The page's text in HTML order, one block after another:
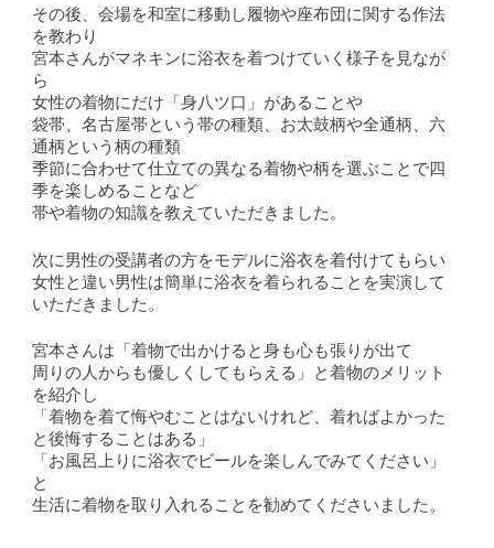
その後、会場を和室に移動し履物や座布団に関する作法
を教わり
宮本さんがマネキンに浴衣を着つけていく様子を見なが
ら
女性の着物にだけ「身八ツ口」があることや
袋帯、名古屋帯という帯の種類、お太鼓柄や全通柄、六
通柄という柄の種類
季節に合わせて仕立ての異なる着物や柄を選ぶことで四
季を楽しめることなど
帯や着物の知識を教えていただきました。
次に男性の受講者の方をモデルに浴衣を着付けてもらい
女性と違い男性は簡単に浴衣を着られることを実演して
いただきました。
宮本さんは「着物で出かけると身も心も張りが出て
周りの人からも優しくしてもらえる」と着物のメリット
を紹介し
「着物を着て悔やむことはないけれど、着ればよかった
と後悔することはある」
「お風呂上りに浴衣でビールを楽しんでみてください」
と
生活に着物を取り入れることを勧めてくださいました。